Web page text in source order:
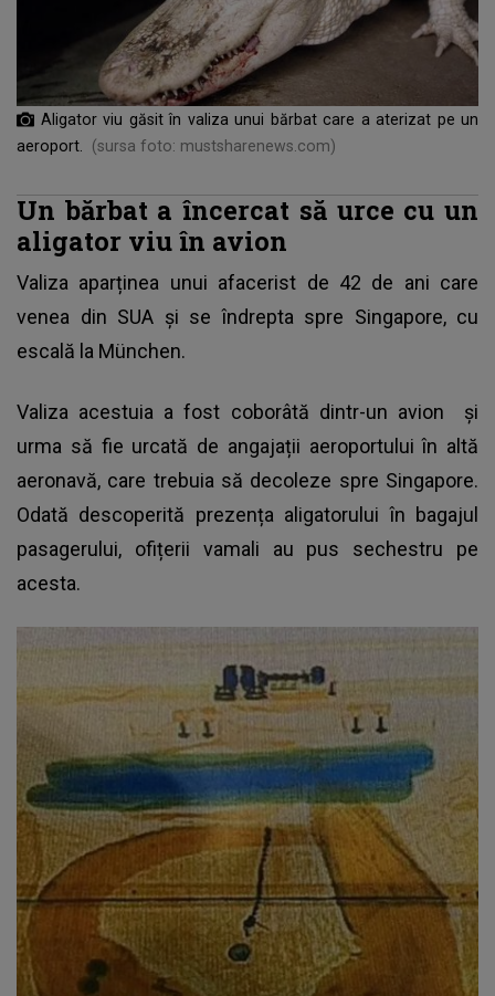
Aligator viu găsit în valiza unui bărbat care a aterizat pe un
aeroport.
(sursa foto: mustsharenews.com)
Un bărbat a încercat să urce cu un
aligator viu în avion
Valiza aparținea unui afacerist de 42 de ani care
venea din SUA și se îndrepta spre Singapore, cu
escală la München.
Valiza acestuia a fost coborâtă dintr-un avion
și
urma să fie urcată de angajații aeroportului în altă
aeronavă, care trebuia să decoleze spre Singapore.
Odată descoperită prezența aligatorului în bagajul
pasagerului, ofițerii vamali au pus sechestru pe
acesta.